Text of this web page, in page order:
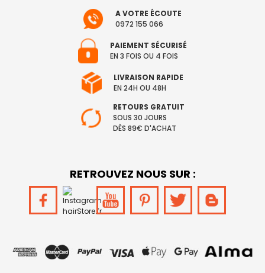
A VOTRE ÉCOUTE
0972 155 066
PAIEMENT SÉCURISÉ
EN 3 FOIS OU 4 FOIS
LIVRAISON RAPIDE
EN 24H OU 48H
RETOURS GRATUIT
SOUS 30 JOURS
DÈS 89€ D'ACHAT
RETROUVEZ NOUS SUR :